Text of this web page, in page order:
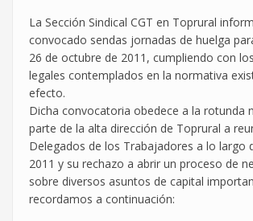
La Sección Sindical CGT en Toprural
convocado sendas jornadas de huelga
26 de octubre de 2011, cumpliendo con
legales contemplados en la normativa
efecto.
Dicha convocatoria obedece a la rotunda
parte de la alta dirección de Toprural a
Delegados de los Trabajadores a lo largo
2011 y su rechazo a abrir un proceso de
sobre diversos asuntos de capital
recordamos a continuación: